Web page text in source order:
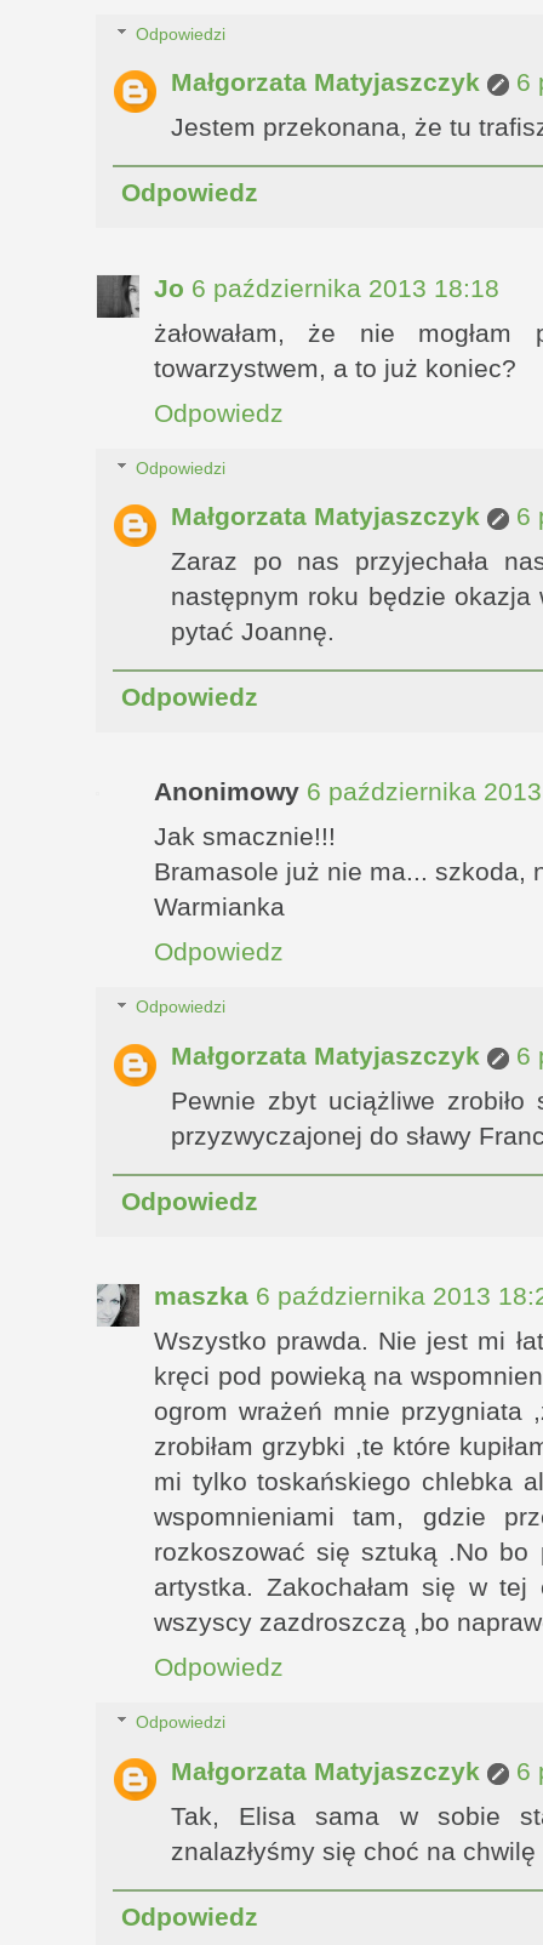
Odpowiedzi
Małgorzata Matyjaszczyk
6
Jestem przekonana, że tu
Odpowiedz
Jo 6 października 2013 18:18
żałowałam, że nie
towarzystwem, a to już koniec?
Odpowiedz
Odpowiedzi
Małgorzata Matyjaszczyk
6
Zaraz po nas przyjechała
następnym roku będzie okazja
pytać Joannę.
Odpowiedz
Anonimowy 6 października
Jak smacznie!!!
Bramasole już nie ma... szkoda,
Warmianka
Odpowiedz
Odpowiedzi
Małgorzata Matyjaszczyk
6
Pewnie zbyt uciążliwe
przyzwyczajonej do sławy
Odpowiedz
maszka 6 października 2013
Wszystko prawda. Nie jest mi
kręci pod powieką na
ogrom wrażeń mnie przygniata
zrobiłam grzybki ,te które
mi tylko toskańskiego chlebka
wspomnieniami tam, gdzie
rozkoszować się sztuką .No bo
artystka. Zakochałam się w
wszyscy zazdroszczą ,bo
Odpowiedz
Odpowiedzi
Małgorzata Matyjaszczyk
6
Tak, Elisa sama w sobie
znalazłyśmy się choć na
Odpowiedz